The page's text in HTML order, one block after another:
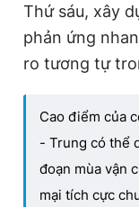
Thứ sáu, xây
phản ứng
ro tương tự
Cao điểm của
- Trung có thể
đoạn mùa vận
mại tích cực